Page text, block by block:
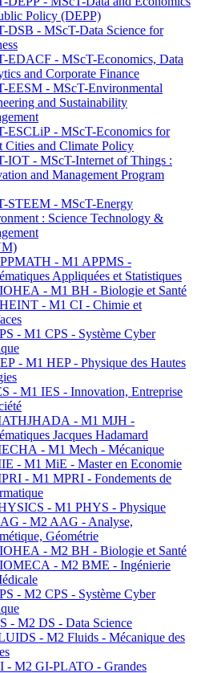
Policy (DEPP)
DSB - MScT-Data Science for
EDACF - MScT-Economics, Data
and Corporate Finance
EESM - MScT-Environmental
and Sustainability
ESCLiP - MScT-Economics for
Cities and Climate Policy
IOT - MScT-Internet of Things :
and Management Program
STEEM - MScT-Energy
: Science Technology &
- M1 APPMS -
Appliquées et Statistiques
- M1 BH - Biologie et Santé
- M1 CI - Chimie et
- M1 CPS - Système Cyber
- M1 HEP - Physique des Hautes
- M1 IES - Innovation, Entreprise
- M1 MJH -
Jacques Hadamard
- M1 Mech - Mécanique
- M1 MiE - Master en Economie
- M1 MPRI - Fondements de
- M1 PHYS - Physique
- M2 AAG - Analyse,
Géométrie
- M2 BH - Biologie et Santé
- M2 BME - Ingénierie
- M2 CPS - Système Cyber
- M2 DS - Data Science
- M2 Fluids - Mécanique des
- M2 GI-PLATO - Grandes